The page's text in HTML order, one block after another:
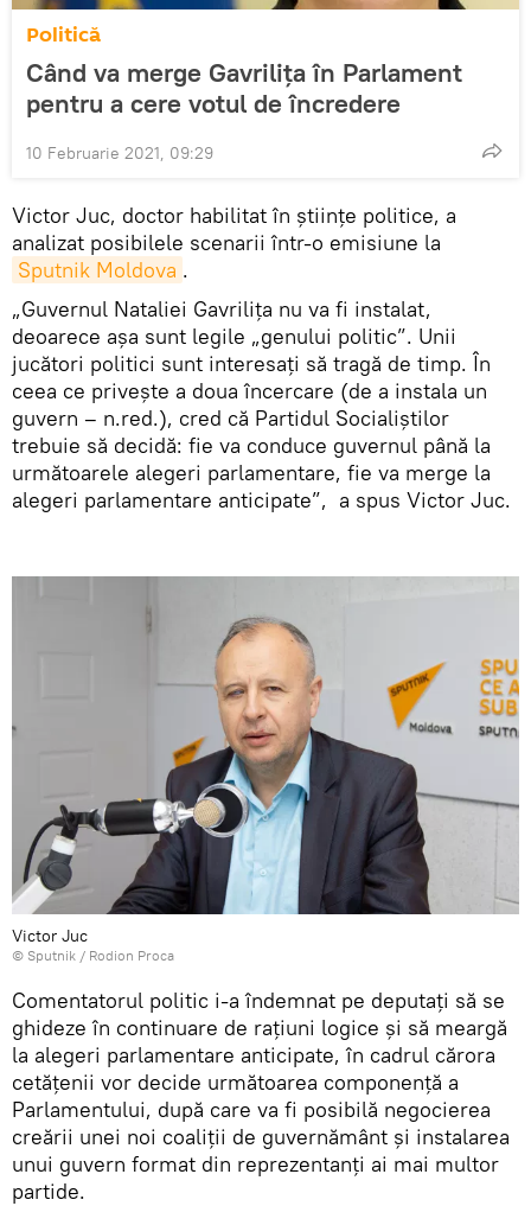
Politică
Când va merge Gavrilița în Parlament
pentru a cere votul de încredere
10 Februarie 2021, 09:29
Victor Juc, doctor habilitat în științe politice, a
analizat posibilele scenarii într-o emisiune la
Sputnik Moldova .
„Guvernul Nataliei Gavrilița nu va fi instalat,
deoarece așa sunt legile „genului politic”. Unii
jucători politici sunt interesați să tragă de timp. În
ceea ce privește a doua încercare (de a instala un
guvern – n.red.), cred că Partidul Socialiștilor
trebuie să decidă: fie va conduce guvernul până la
următoarele alegeri parlamentare, fie va merge la
alegeri parlamentare anticipate”, a spus Victor Juc.
Victor Juc
© Sputnik / Rodion Proca
Comentatorul politic i-a îndemnat pe deputați să se
ghideze în continuare de rațiuni logice și să meargă
la alegeri parlamentare anticipate, în cadrul cărora
cetățenii vor decide următoarea componență a
Parlamentului, după care va fi posibilă negocierea
creării unei noi coaliții de guvernământ și instalarea
unui guvern format din reprezentanți ai mai multor
partide.